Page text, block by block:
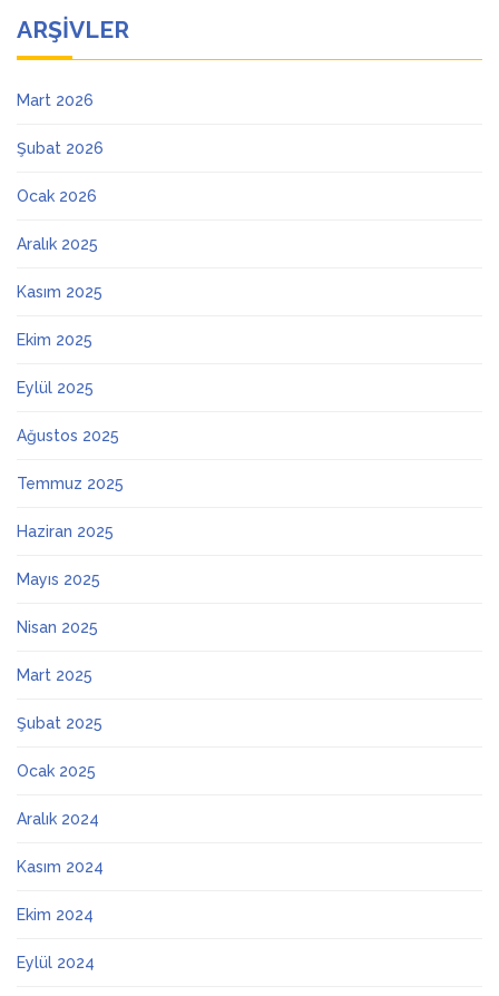
ARŞIVLER
Mart 2026
Şubat 2026
Ocak 2026
Aralık 2025
Kasım 2025
Ekim 2025
Eylül 2025
Ağustos 2025
Temmuz 2025
Haziran 2025
Mayıs 2025
Nisan 2025
Mart 2025
Şubat 2025
Ocak 2025
Aralık 2024
Kasım 2024
Ekim 2024
Eylül 2024